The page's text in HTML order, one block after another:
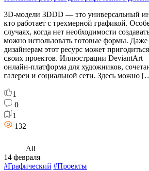
3D-модели 3DDD — это универсальный
кто работает с трехмерной графикой.
случаях, когда нет необходимости
можно использовать готовые формы.
дизайнерам этот ресурс может
своих проектов. Иллюстрации DeviantArt
онлайн-платформа для художников,
галереи и социальной сети. Здесь можно
1
0
1
132
All
14 февраля
#Графический #Проекты